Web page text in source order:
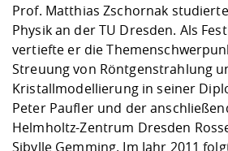
Prof. Matthias Zschornak
Physik an der TU Dresden. Als
vertiefte er die
Streuung von Röntgenstrahlung
Kristallmodellierung in seiner
Peter Paufler und der
Helmholtz-Zentrum Dresden
Sibylle Gemming. Im Jahr 2011